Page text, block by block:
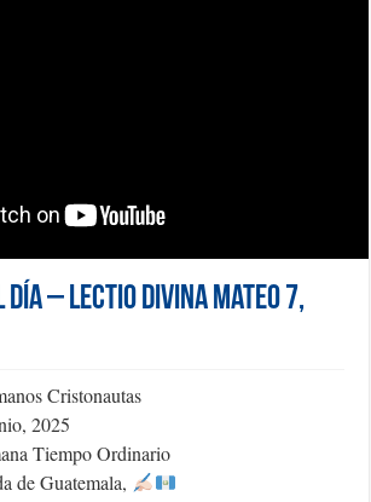
– Lectio Divina Mateo 7,
Cristonautas
2025
Tiempo Ordinario
de Guatemala,